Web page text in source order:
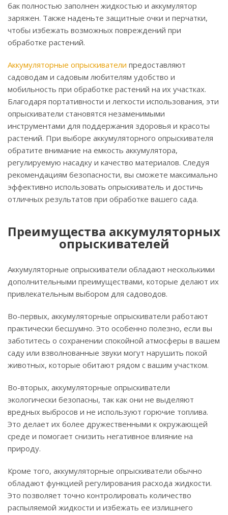
бак полностью заполнен жидкостью и аккумулятор
заряжен. Также наденьте защитные очки и перчатки,
чтобы избежать возможных повреждений при
обработке растений.
Аккумуляторные опрыскиватели предоставляют
садоводам и садовым любителям удобство и
мобильность при обработке растений на их участках.
Благодаря портативности и легкости использования, эти
опрыскиватели становятся незаменимыми
инструментами для поддержания здоровья и красоты
растений. При выборе аккумуляторного опрыскивателя
обратите внимание на емкость аккумулятора,
регулируемую насадку и качество материалов. Следуя
рекомендациям безопасности, вы сможете максимально
эффективно использовать опрыскиватель и достичь
отличных результатов при обработке вашего сада.
Преимущества аккумуляторных
опрыскивателей
Аккумуляторные опрыскиватели обладают несколькими
дополнительными преимуществами, которые делают их
привлекательным выбором для садоводов.
Во-первых, аккумуляторные опрыскиватели работают
практически бесшумно. Это особенно полезно, если вы
заботитесь о сохранении спокойной атмосферы в вашем
саду или взволнованные звуки могут нарушить покой
животных, которые обитают рядом с вашим участком.
Во-вторых, аккумуляторные опрыскиватели
экологически безопасны, так как они не выделяют
вредных выбросов и не используют горючие топлива.
Это делает их более дружественными к окружающей
среде и помогает снизить негативное влияние на
природу.
Кроме того, аккумуляторные опрыскиватели обычно
обладают функцией регулирования расхода жидкости.
Это позволяет точно контролировать количество
распыляемой жидкости и избежать ее излишнего